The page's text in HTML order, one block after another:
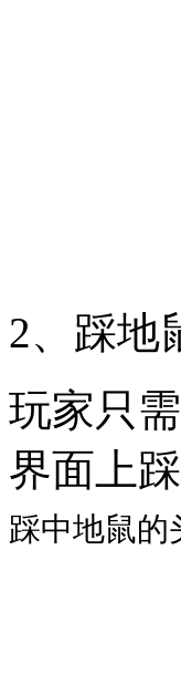
2、踩地
玩家只
界面上
踩中地鼠的